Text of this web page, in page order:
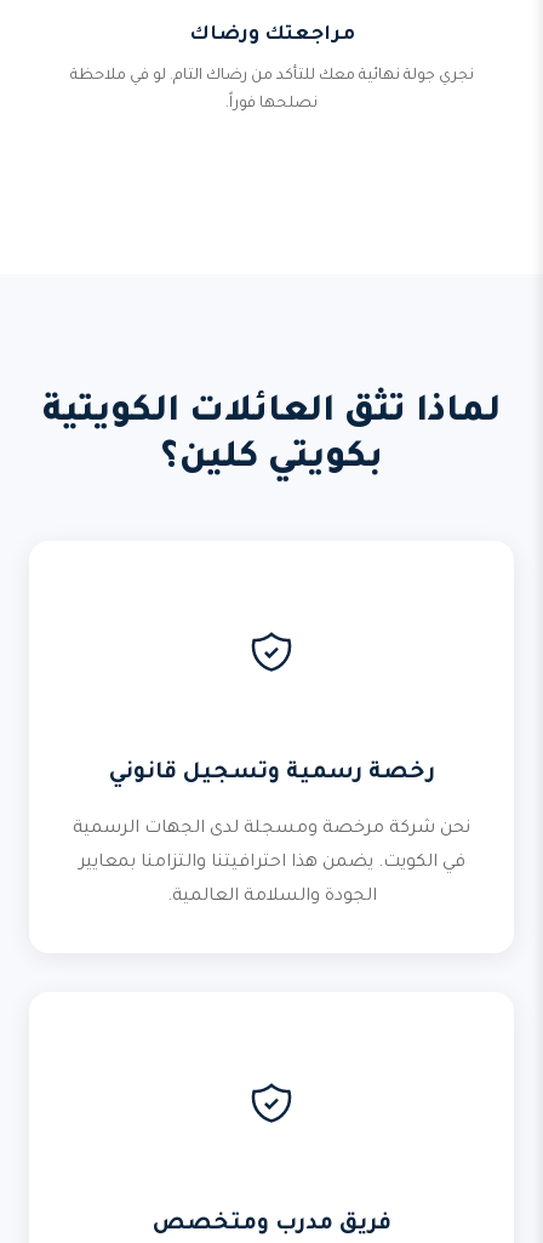
مراجعتك ورضاك
نجري جولة نهائية معك للتأكد من رضاك التام. لو في ملاحظة
نصلحها فوراً.
لماذا تثق العائلات الكويتية
بكويتي كلين؟
رخصة رسمية وتسجيل قانوني
نحن شركة مرخصة ومسجلة لدى الجهات الرسمية
في الكويت. يضمن هذا احترافيتنا والتزامنا بمعايير
الجودة والسلامة العالمية.
فريق مدرب ومتخصص